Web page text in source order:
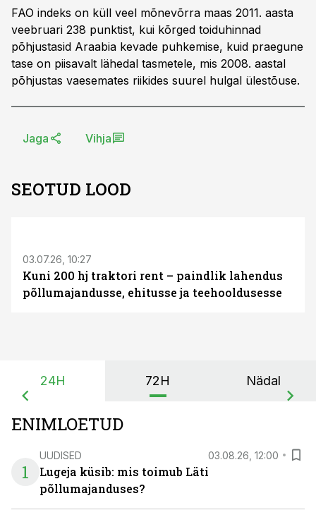
FAO indeks on küll veel mõnevõrra maas 2011. aasta
veebruari 238 punktist, kui kõrged toiduhinnad
põhjustasid Araabia kevade puhkemise, kuid praegune
tase on piisavalt lähedal tasmetele, mis 2008. aastal
põhjustas vaesemates riikides suurel hulgal ülestõuse.
Jaga Vihja
SEOTUD LOOD
03.07.26, 10:27
Kuni 200 hj traktori rent – paindlik lahendus
põllumajandusse, ehitusse ja teehooldusesse
24H 72H Nädal
ENIMLOETUD
1
UUDISED 03.08.26, 12:00
Lugeja küsib: mis toimub Läti
põllumajanduses?